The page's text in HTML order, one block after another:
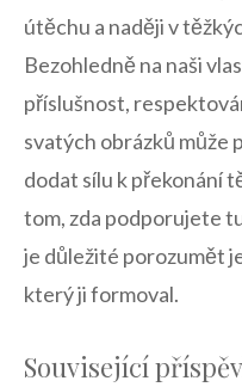
útěchu a naději v⁣
Bezohledně na naši‌
příslušnost,
svatých ​obrázků může
‌dodat sílu‍ k překonání
tom, zda podporujete
je důležité porozumět
který ji formoval. ​
Související